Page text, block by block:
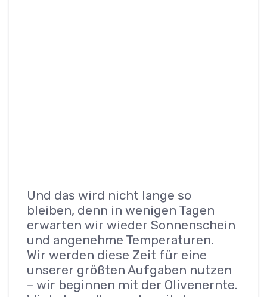
Und das wird nicht lange so
bleiben, denn in wenigen Tagen
erwarten wir wieder Sonnenschein
und angenehme Temperaturen.
Wir werden diese Zeit für eine
unserer größten Aufgaben nutzen
– wir beginnen mit der Olivenernte.